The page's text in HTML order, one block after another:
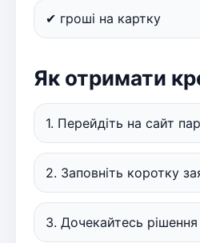
✔ гроші на картку
Як отримати
1. Перейдіть на сайт
2. Заповніть коротку
3. Дочекайтесь рішення